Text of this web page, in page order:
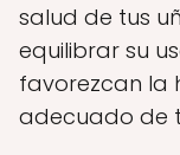
salud de tus
equilibrar su
favorezcan la
adecuado de